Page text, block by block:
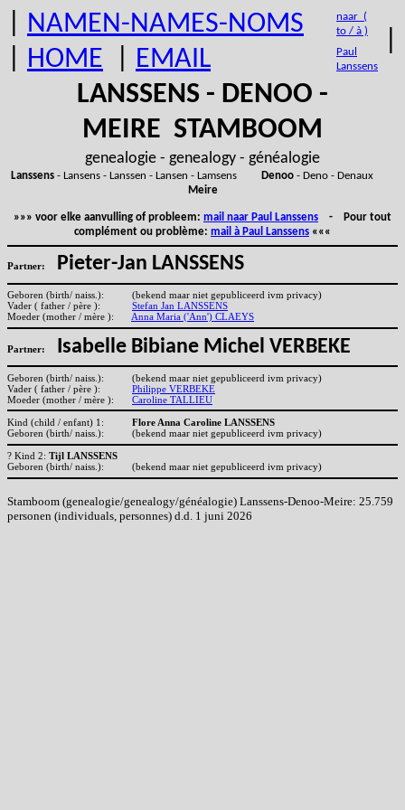
NAMEN-NAMES-NOMS
HOME EMAIL
naar (
to / à )
Paul
Lanssens
LANSSENS - DENOO -
MEIRE STAMBOOM
genealogie - genealogy - généalogie
Lanssens- Lansens - Lanssen - Lansen - Lamsens Denoo- Deno - Denaux
Meire
»»» voor elke aanvulling of probleem: mail naar Paul Lanssens - Pour tout
complément ou problème: mail à Paul Lanssens «««
Partner: Pieter-Jan LANSSENS
Geboren (birth/ naiss.):
(bekend maar niet gepubliceerd ivm privacy)
Vader ( father / père ):
Stefan Jan LANSSENS
Moeder (mother / mère ):
Anna Maria ('Ann') CLAEYS
Partner: Isabelle Bibiane Michel VERBEKE
Geboren (birth/ naiss.):
(bekend maar niet gepubliceerd ivm privacy)
Vader ( father / père ):
Philippe VERBEKE
Moeder (mother / mère ):
Caroline TALLIEU
Kind (child / enfant) 1:
Flore Anna Caroline LANSSENS
Geboren (birth/ naiss.):
(bekend maar niet gepubliceerd ivm privacy)
? Kind 2: Tijl LANSSENS
Geboren (birth/ naiss.):
(bekend maar niet gepubliceerd ivm privacy)
Stamboom (genealogie/genealogy/généalogie) Lanssens-Denoo-Meire: 25.759
personen (individuals, personnes) d.d. 1 juni 2026